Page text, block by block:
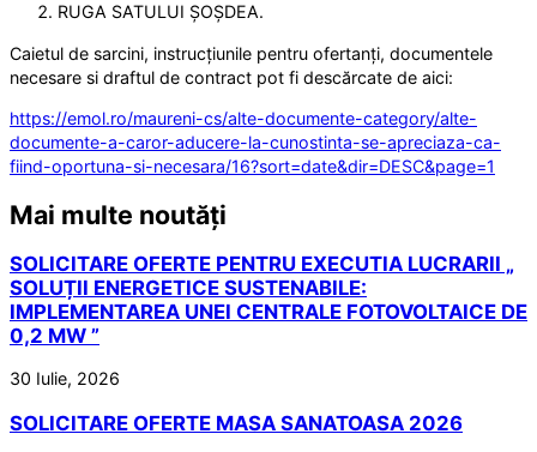
RUGA SATULUI ȘOȘDEA.
Caietul de sarcini, instrucțiunile pentru ofertanți, documentele
necesare si draftul de contract pot fi descărcate de aici:
https://emol.ro/maureni-cs/alte-documente-category/alte-
documente-a-caror-aducere-la-cunostinta-se-apreciaza-ca-
fiind-oportuna-si-necesara/16?sort=date&dir=DESC&page=1
Mai multe noutăți
SOLICITARE OFERTE PENTRU EXECUTIA LUCRARII „
SOLUȚII ENERGETICE SUSTENABILE:
IMPLEMENTAREA UNEI CENTRALE FOTOVOLTAICE DE
0,2 MW ”
30 Iulie, 2026
SOLICITARE OFERTE MASA SANATOASA 2026